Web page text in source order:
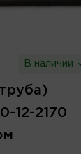
В наличии
12-2170